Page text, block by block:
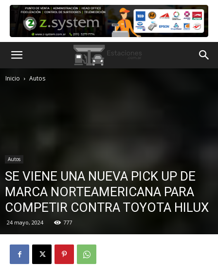
Inicio Autos
Autos
SE VIENE UNA NUEVA PICK UP DE
MARCA NORTEAMERICANA PARA
COMPETIR CONTRA TOYOTA HILUX
24 mayo, 2024 777